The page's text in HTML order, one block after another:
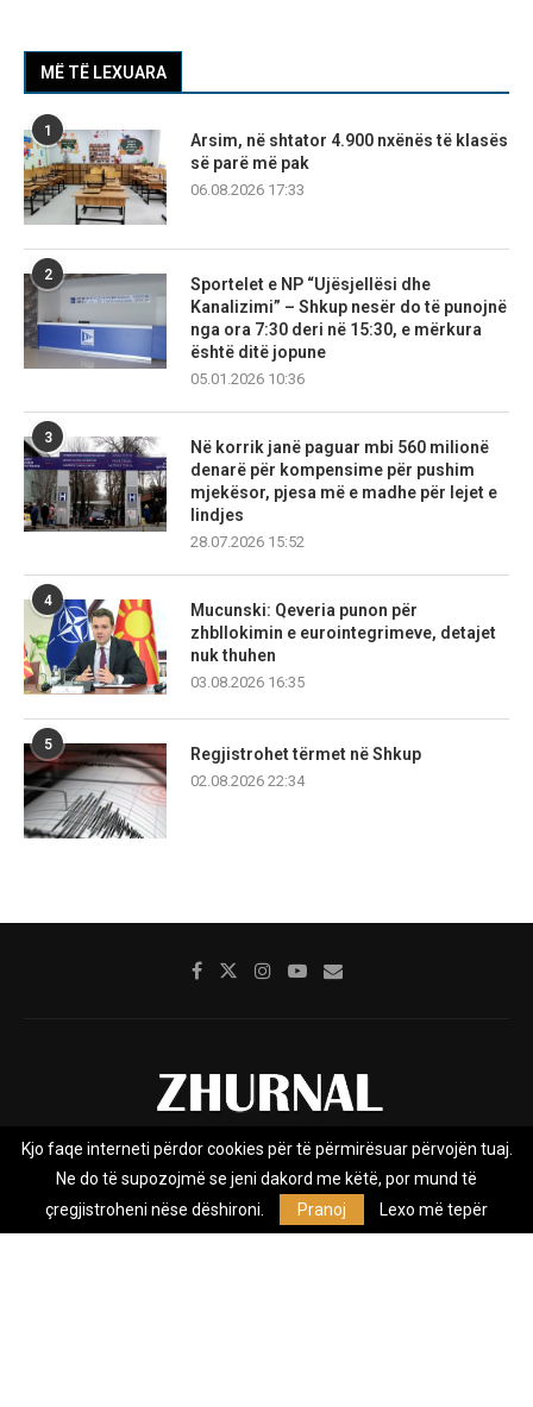
MË TË LEXUARA
1
Arsim, në shtator 4.900 nxënës të klasës
së parë më pak
06.08.2026 17:33
2
Sportelet e NP “Ujësjellësi dhe
Kanalizimi” – Shkup nesër do të punojnë
nga ora 7:30 deri në 15:30, e mërkura
është ditë jopune
05.01.2026 10:36
3
Në korrik janë paguar mbi 560 milionë
denarë për kompensime për pushim
mjekësor, pjesa më e madhe për lejet e
lindjes
28.07.2026 15:52
4
Mucunski: Qeveria punon për
zhbllokimin e eurointegrimeve, detajet
nuk thuhen
03.08.2026 16:35
5
Regjistrohet tërmet në Shkup
02.08.2026 22:34
Rreth nesh Impresumi Marketing
Privacy Policy
Zhurnal.mk është Agjenci e Lajmeve e pavarur, e themeluar në vitin
Kjo faqe interneti përdor cookies për të përmirësuar përvojën tuaj.
Ne do të supozojmë se jeni dakord me këtë, por mund të
çregjistroheni nëse dëshironi.
Pranoj Lexo më tepër